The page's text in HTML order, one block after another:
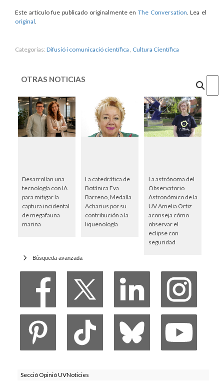
Este artículo fue publicado originalmente en The Conversation . Lea el
original
Categorias: Difusió i comunicació científica Cultura Científica
OTRAS NOTICIAS
Desarrollan una
tecnología con IA
para mitigar la
captura incidental
de megafauna
marina
La catedrática de
Botánica Eva
Barreno, Medalla
Acharius por su
contribución a la
liquenología
La astrónoma del
Observatorio
Astronómico de la
UV Amelia Ortiz
aconseja cómo
observar el
eclipse con
seguridad
Búsqueda avanzada
Secció Opinió UVNoticies